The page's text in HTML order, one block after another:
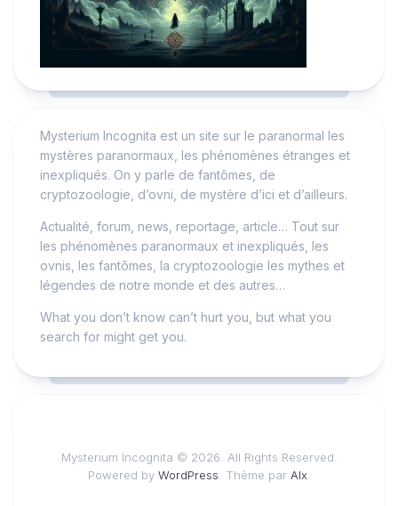
Mysterium Incognita est un site sur le paranormal les
mystères paranormaux, les phénomènes étranges et
inexpliqués. On y parle de fantômes, de
cryptozoologie, d’ovni, de mystère d’ici et d’ailleurs.
Actualité, forum, news, reportage, article… Tout sur
les phénomènes paranormaux et inexpliqués, les
ovnis, les fantômes, la cryptozoologie les mythes et
légendes de notre monde et des autres…
What you don’t know can’t hurt you, but what you
search for might get you.
Mysterium Incognita © 2026. All Rights Reserved.
Powered by WordPress . Thème par Alx